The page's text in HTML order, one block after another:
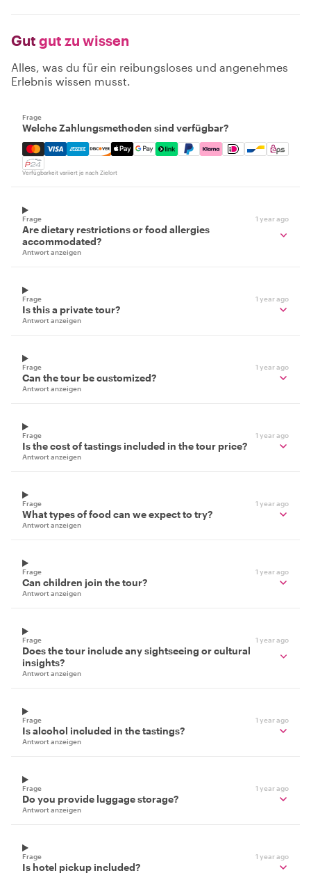
Gut gut zu wissen
Alles, was du für ein reibungsloses und angenehmes
Erlebnis wissen musst.
Frage
Welche Zahlungsmethoden sind verfügbar?
Mastercard, Visa, Amex, Discover, Apple Pay, Google
Verfügbarkeit variiert je nach Zielort
Frage 1 year ago
Are dietary restrictions or food allergies
accommodated?
Antwort anzeigen
Frage 1 year ago
Is this a private tour?
Antwort anzeigen
Frage 1 year ago
Can the tour be customized?
Antwort anzeigen
Frage 1 year ago
Is the cost of tastings included in the tour price?
Antwort anzeigen
Frage 1 year ago
What types of food can we expect to try?
Antwort anzeigen
Frage 1 year ago
Can children join the tour?
Antwort anzeigen
Frage 1 year ago
Does the tour include any sightseeing or cultural
insights?
Antwort anzeigen
Frage 1 year ago
Is alcohol included in the tastings?
Antwort anzeigen
Frage 1 year ago
Do you provide luggage storage?
Antwort anzeigen
Frage 1 year ago
Is hotel pickup included?